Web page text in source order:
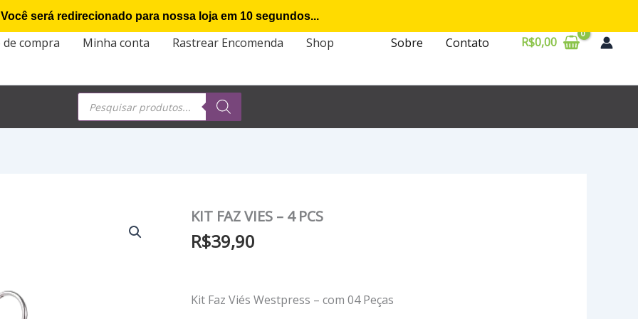
de compra Minha conta Rastrear Encomenda Shop Sobre Contato R$0,00
Pesquisar
produtos
KIT FAZ VIES – 4 PCS
R$39,90
Kit Faz Viés Westpress – com 04 Peças
Você será redirecionado para nossa loja em9segundos...